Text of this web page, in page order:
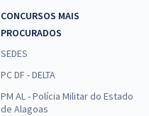
CONCURSOS MAIS
PROCURADOS
SEDES
PC DF - DELTA
PM AL - Polícia Militar do Estado
de Alagoas